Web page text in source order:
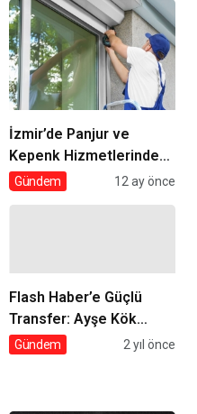
İzmir’de Panjur ve
Kepenk Hizmetlerinde
Umut Panjur Farkı
Gündem 12 ay önce
Flash Haber’e Güçlü
Transfer: Ayşe Kök
Haber Programları İçerik
Gündem 2 yıl önce